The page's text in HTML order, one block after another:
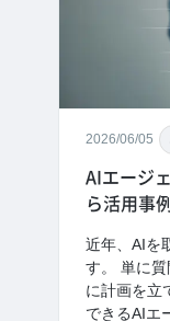
2026/06/05
AIエージ
ら活用事
近年、AIを
す。 単に
に計画を立
できるAIエ